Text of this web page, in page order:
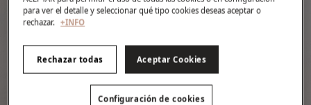
para ver el detalle y seleccionar qué tipo cookies deseas aceptar o
rechazar. +INFO
Rechazar todas Aceptar Cookies
Configuración de cookies